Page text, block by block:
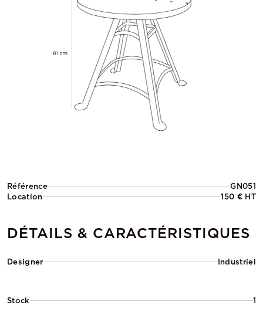
Référence
GN051
Location
150 € HT
DÉTAILS & CARACTÉRISTIQUES
Designer Industriel
Stock 1